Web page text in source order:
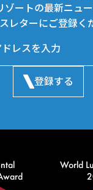
ゾートの最新ニュ
レターにご登録く
登録する
World